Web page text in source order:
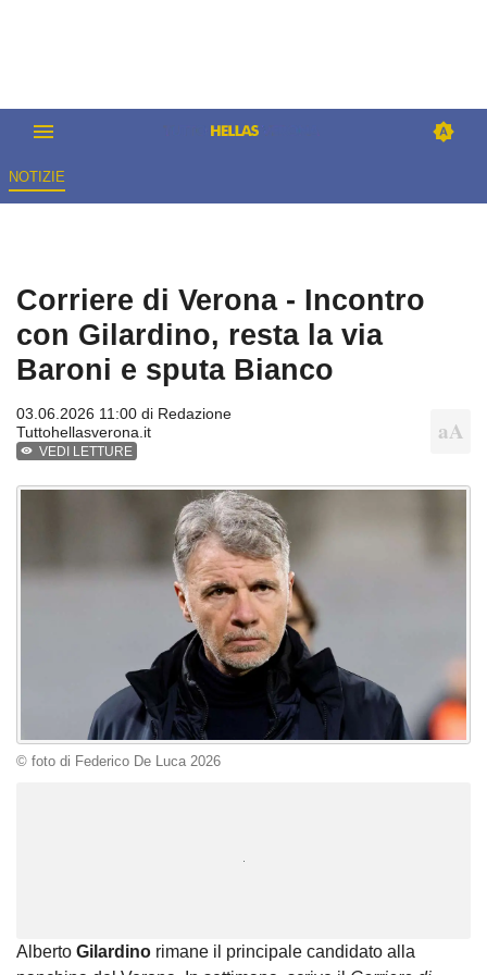
NOTIZIE
Corriere di Verona - Incontro
con Gilardino, resta la via
Baroni e sputa Bianco
03.06.2026 11:00 di Redazione
Tuttohellasverona.it
VEDI LETTURE
© foto di Federico De Luca 2026
Alberto Gilardino rimane il principale candidato alla